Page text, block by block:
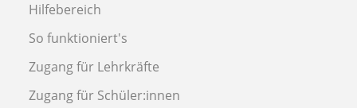
Hilfebereich
So funktioniert's
Zugang für Lehrkräfte
Zugang für Schüler:innen